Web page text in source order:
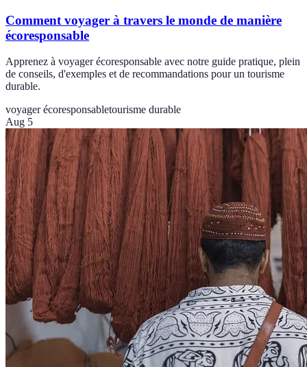
Comment voyager à travers le monde de manière
écoresponsable
Apprenez à voyager écoresponsable avec notre guide pratique, plein
de conseils, d'exemples et de recommandations pour un tourisme
durable.
voyager écoresponsabletourisme durable
Aug 5